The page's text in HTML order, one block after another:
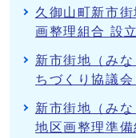
久御山町新市
画整理組合 設
新市街地（み
ちづくり協議
新市街地（み
地区画整理準